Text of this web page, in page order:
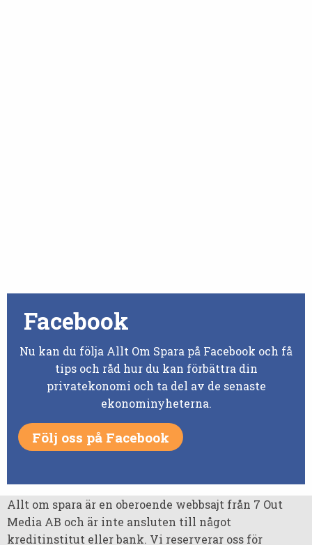
Facebook
Nu kan du följa Allt Om Spara på Facebook och få
tips och råd hur du kan förbättra din
privatekonomi och ta del av de senaste
ekonominyheterna.
Följ oss på Facebook
Allt om spara är en oberoende webbsajt från 7 Out
Media AB och är inte ansluten till något
kreditinstitut eller bank. Vi reserverar oss för